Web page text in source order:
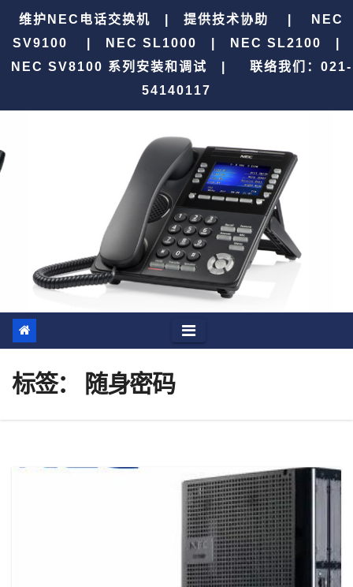
维护NEC电话交换机 | 提供技术协助 | NEC
SV9100 | NEC SL1000 | NEC SL2100 |
NEC SV8100 系列安装和调试 |
联络我们：021-
54140117
标签： 随身密码